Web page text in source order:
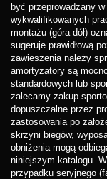
być przeprowadzany
wykwalifikowanych
montażu (góra-dół)
sugeruje prawidłową
zawieszenia należy
amortyzatory są
standardowych lub
zalecamy zakup
dopuszczalne przez
zastosowania po
skrzyni biegów,
obniżenia mogą
niniejszym katalogu.
przypadku seryjnego